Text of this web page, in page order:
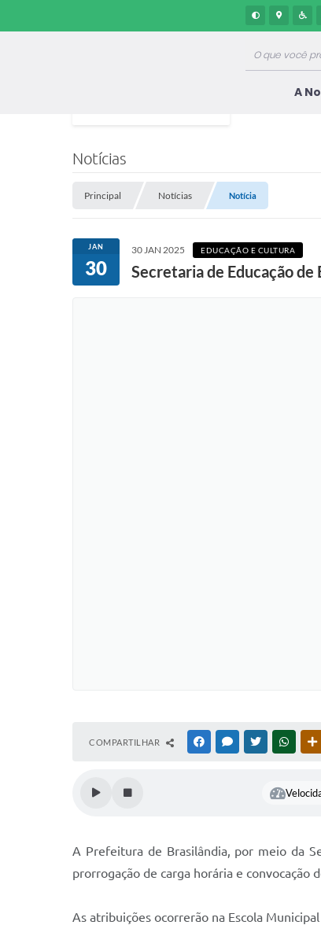
A
Notícias
Principal Notícias Notícia
JAN
30
30 JAN 2025 EDUCAÇÃO E CULTURA
Secretaria de Educação
COMPARTILHAR FACEBOOKMESSENGER
TWITTER
A Prefeitura de Brasilândia, por meio da
prorrogação de carga horária e convocação
As atribuições ocorrerão na Escola